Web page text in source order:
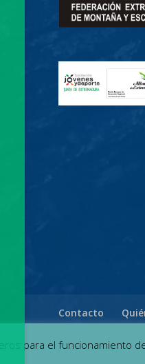
Contacto
para el funcionamiento